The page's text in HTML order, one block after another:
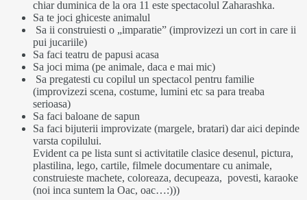
chiar duminica de la ora 11 este spectacolul Zaharashka.
Sa te joci ghiceste animalul
Sa ii construiesti o „imparatie” (improvizezi un cort in care ii
pui jucariile)
Sa faci teatru de papusi acasa
Sa joci mima (pe animale, daca e mai mic)
Sa pregatesti cu copilul un spectacol pentru familie
(improvizezi scena, costume, lumini etc sa para treaba
serioasa)
Sa faci baloane de sapun
Sa faci bijuterii improvizate (margele, bratari) dar aici depinde
varsta copilului.
Evident ca pe lista sunt si activitatile clasice desenul, pictura,
plastilina, lego, cartile, filmele documentare cu animale,
construieste machete, coloreaza, decupeaza, povesti, karaoke
(noi inca suntem la Oac, oac…:)))